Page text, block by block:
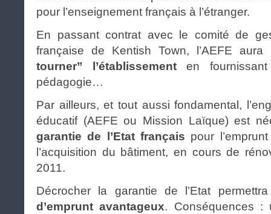
pour l’enseignement français à l’étranger.
En passant contrat avec le comité de
française de Kentish Town, l’AEFE
tourner” l’établissement en fournissant
pédagogie…
Par ailleurs, et tout aussi fondamental,
éducatif (AEFE ou Mission Laïque) est
garantie de l’Etat français pour
l’acquisition du bâtiment, en cours de
2011.
Décrocher la garantie de l’Etat
d’emprunt avantageux. Conséquences :